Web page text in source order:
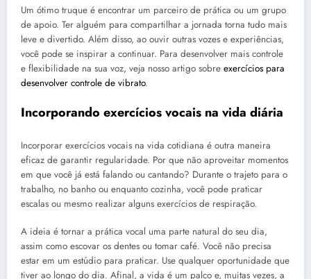
Um ótimo truque é encontrar um parceiro de prática ou um grupo
de apoio. Ter alguém para compartilhar a jornada torna tudo mais
leve e divertido. Além disso, ao ouvir outras vozes e experiências,
você pode se inspirar a continuar. Para desenvolver mais controle
e flexibilidade na sua voz, veja nosso artigo sobre exercícios para
desenvolver controle de vibrato.
Incorporando exercícios vocais na vida diária
Incorporar exercícios vocais na vida cotidiana é outra maneira
eficaz de garantir regularidade. Por que não aproveitar momentos
em que você já está falando ou cantando? Durante o trajeto para o
trabalho, no banho ou enquanto cozinha, você pode praticar
escalas ou mesmo realizar alguns exercícios de respiração.
A ideia é tornar a prática vocal uma parte natural do seu dia,
assim como escovar os dentes ou tomar café. Você não precisa
estar em um estúdio para praticar. Use qualquer oportunidade que
tiver ao longo do dia. Afinal, a vida é um palco e, muitas vezes, a